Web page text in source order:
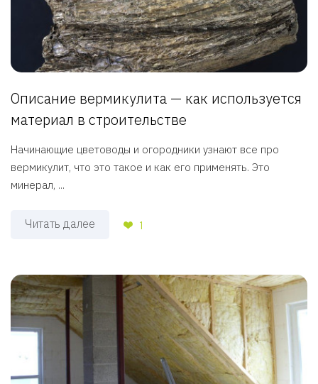
Описание вермикулита — как используется
материал в строительстве
Начинающие цветоводы и огородники узнают все про
вермикулит, что это такое и как его применять. Это
минерал, ...
Читать далее 1